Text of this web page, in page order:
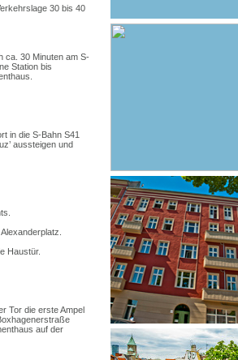
30 bis 40
ca. 30 Minuten am S-
Station bis
in die S-Bahn S41
aussteigen und
Haustür.
Tor die erste Ampel
auf der